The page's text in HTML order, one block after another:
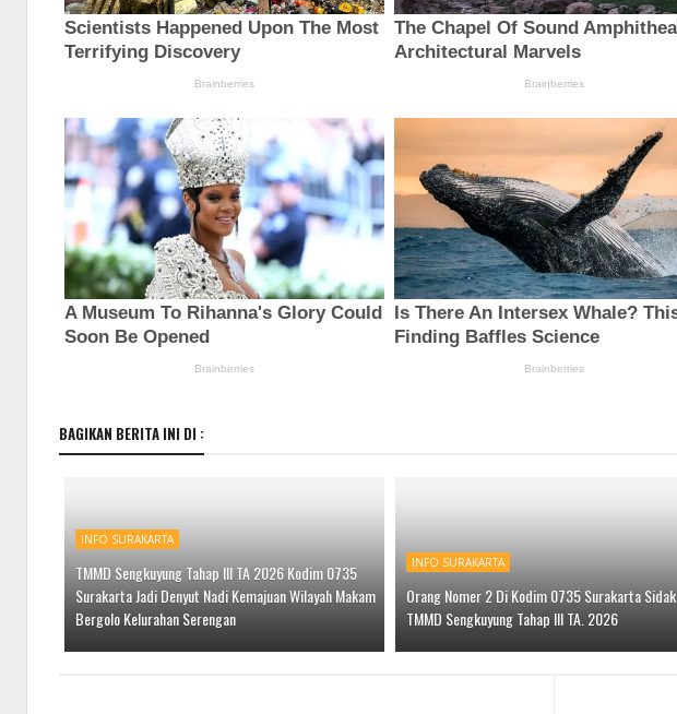
BAGIKAN BERITA INI DI :
INFO SURAKARTA
TMMD Sengkuyung Tahap III TA 2026 Kodim 0735
Surakarta Jadi Denyut Nadi Kemajuan Wilayah Makam
Bergolo Kelurahan Serengan
INFO SURAKARTA
Orang Nomer 2 Di Kodim 0735 Surakarta Sidak
TMMD Sengkuyung Tahap III TA. 2026